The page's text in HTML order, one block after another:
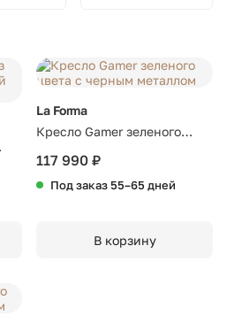
La Forma
Кресло Gamer зеленого
цвета с черным металлом
117 990 ₽
Под заказ 55–65 дней
В корзину